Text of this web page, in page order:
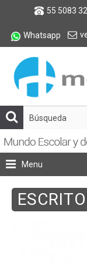
55 5083
Whatsapp
Menu